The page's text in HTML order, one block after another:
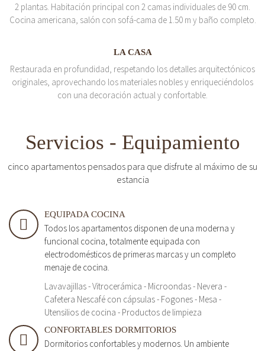
2 plantas. Habitación principal con 2 camas individuales de 90 cm.
Cocina americana, salón con sofá-cama de 1.50 m y baño completo.
LA CASA
Restaurada en profundidad, respetando los detalles arquitectónicos
originales, aprovechando los materiales nobles y enriqueciéndolos
con una decoración actual y confortable.
Servicios - Equipamiento
cinco apartamentos pensados para que disfrute al máximo de su
estancia
EQUIPADA COCINA
Todos los apartamentos disponen de una moderna y
funcional cocina, totalmente equipada con
electrodomésticos de primeras marcas y un completo
menaje de cocina.
Lavavajillas - Vitrocerámica - Microondas - Nevera -
Cafetera Nescafé con cápsulas - Fogones - Mesa -
Utensilios de cocina - Productos de limpieza
CONFORTABLES DORMITORIOS
Dormitorios confortables y modernos. Un ambiente